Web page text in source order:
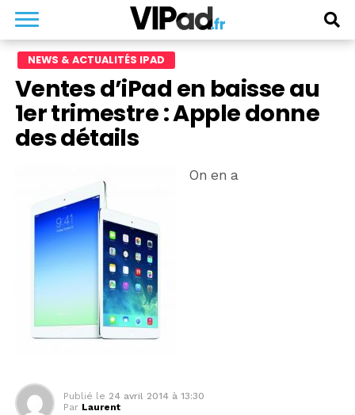
NEWS & ACTUALITÉS IPAD
Ventes d’iPad en baisse au
1er trimestre : Apple donne
des détails
On en a
Publié le 24 avril 2014 à 13:30
Par Laurent